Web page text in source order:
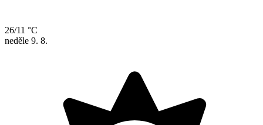
26/11 °C
neděle 9. 8.